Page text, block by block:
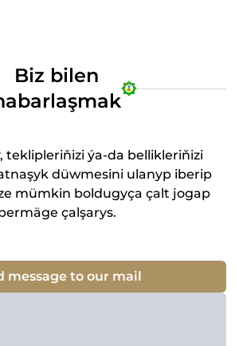
Biz bilen
teklipleriňizi ýa-da bellikleriňizi
düwmesini ulanyp iberip
mümkin boldugyça çalt jogap
bermäge çalşarys.
message to our mail